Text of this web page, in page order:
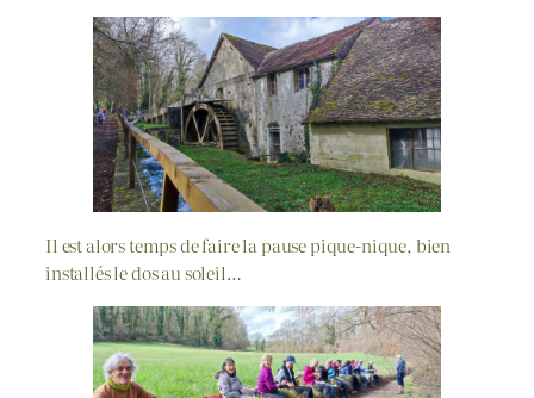
Il est alors temps de faire la pause pique-nique, bien
installés le dos au soleil…